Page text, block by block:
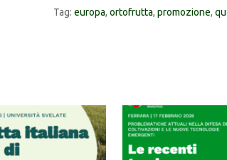
Tag: europa, ortofrutta, promozione,